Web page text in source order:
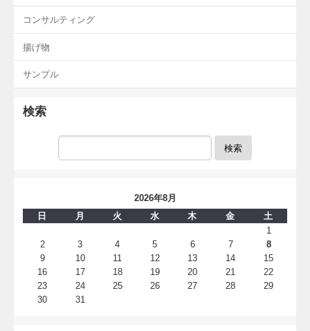
コンサルティング
揚げ物
サンプル
検索
検索
2026年8月
日
月 火 水 木 金
土
1
2
3 4 5 6 7
8
9
10 11 12 13 14
15
16
17 18 19 20 21
22
23
24 25 26 27 28
29
30
31